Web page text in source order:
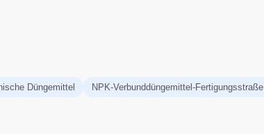
Düngemittel NPK-Verbunddüngemittel-Fertigungsstraße